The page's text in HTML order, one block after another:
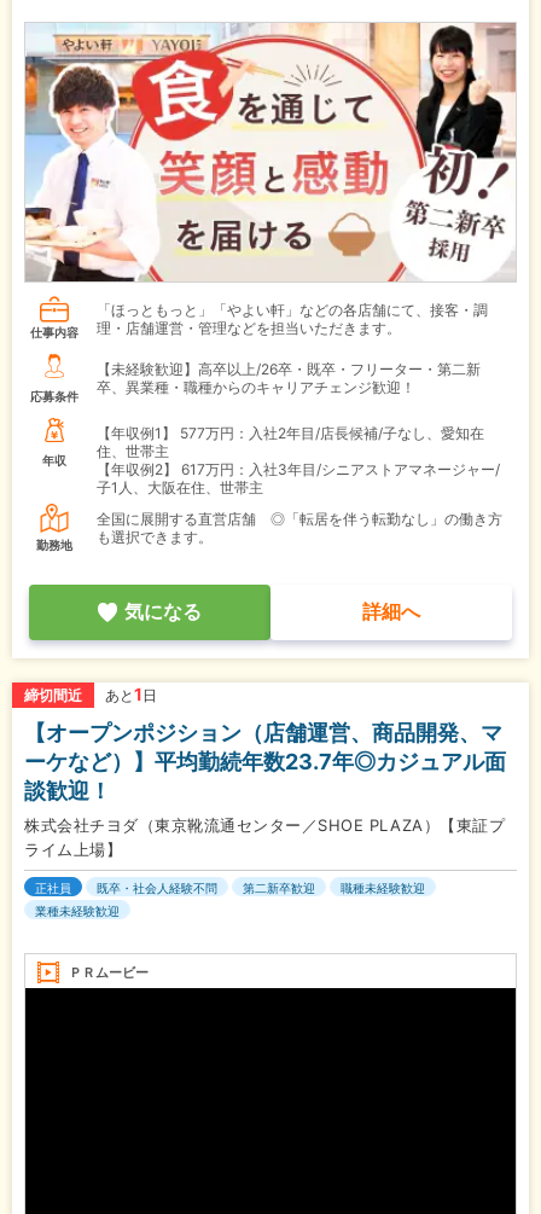
仕事内容
「ほっともっと」「やよい軒」などの各店舗にて、接客・調
理・店舗運営・管理などを担当いただきます。
応募条件
【未経験歓迎】高卒以上/26卒・既卒・フリーター・第二新
卒、異業種・職種からのキャリアチェンジ歓迎！
年収
【年収例1】
577万円：入社2年目/店長候補/子なし、愛知在
住、世帯主
【年収例2】
617万円：入社3年目/シニアストアマネージャー/
子1人、大阪在住、世帯主
勤務地
全国に展開する直営店舗 ◎「転居を伴う転勤なし」の働き方
も選択できます。
気になる 詳細へ
締切間近 あと 1 日
【オープンポジション（店舗運営、商品開発、マ
ーケなど）】平均勤続年数23.7年◎カジュアル面
談歓迎！
株式会社チヨダ（東京靴流通センター／SHOE PLAZA）【東証プ
ライム上場】
正社員 既卒・社会人経験不問 第二新卒歓迎
職種未経験歓迎
業種未経験歓迎
ＰＲムービー